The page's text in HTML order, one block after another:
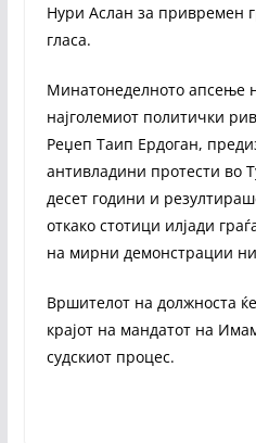
Нури Аслан за привремен
гласа.
Минатонеделното апсење
најголемиот политички
Реџеп Таип Ердоган,
антивладини протести во
десет години и
откако стотици илјади
на мирни демонстрации
Вршителот на должноста
крајот на мандатот на
судскиот процес.